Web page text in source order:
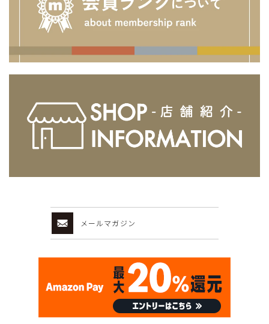
メールマガジン